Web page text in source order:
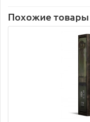
Похожие товары